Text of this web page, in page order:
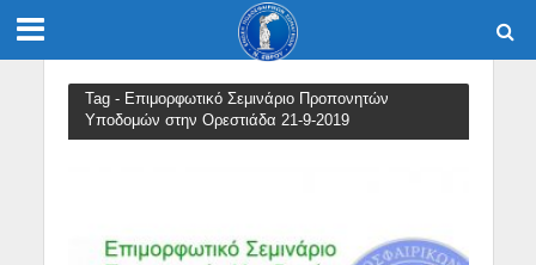
Tag - Επιμορφωτικό Σεμινάριο Προπονητών
Υποδομών στην Ορεστιάδα 21-9-2019